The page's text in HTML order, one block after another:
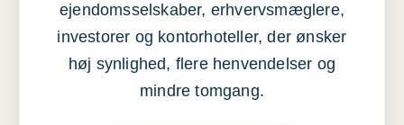
ejendomsselskaber, erhvervsmæglere,
investorer og kontorhoteller, der ønsker
høj synlighed, flere henvendelser og
mindre tomgang.